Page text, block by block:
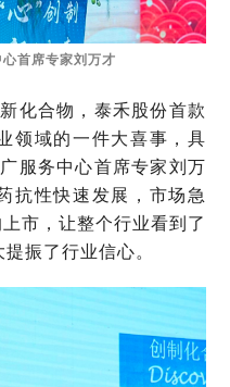
首席专家刘万才
化合物，泰禾股份首款
领域的一件大喜事，具
服务中心首席专家刘万
抗性快速发展，市场急
上市，让整个行业看到了
振了行业信心。